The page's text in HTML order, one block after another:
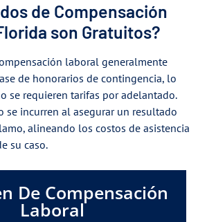
de Compensación
son Gratuitos?
laboral generalmente
de honorarios de contingencia, lo
se requieren tarifas por adelantado.
se incurren al asegurar un resultado
alineando los costos de asistencia
su caso.
De Compensación
Laboral